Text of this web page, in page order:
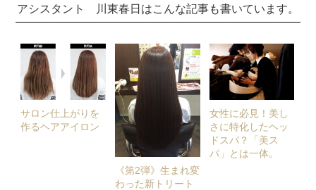
アシスタント 川東春日はこんな記事も書いています。
サロン仕上がりを
作るヘアアイロン
《第2弾》生まれ変
わった新トリート
女性に必見！美し
さに特化したヘッ
ドスパ？「美ス
パ」とは一体。